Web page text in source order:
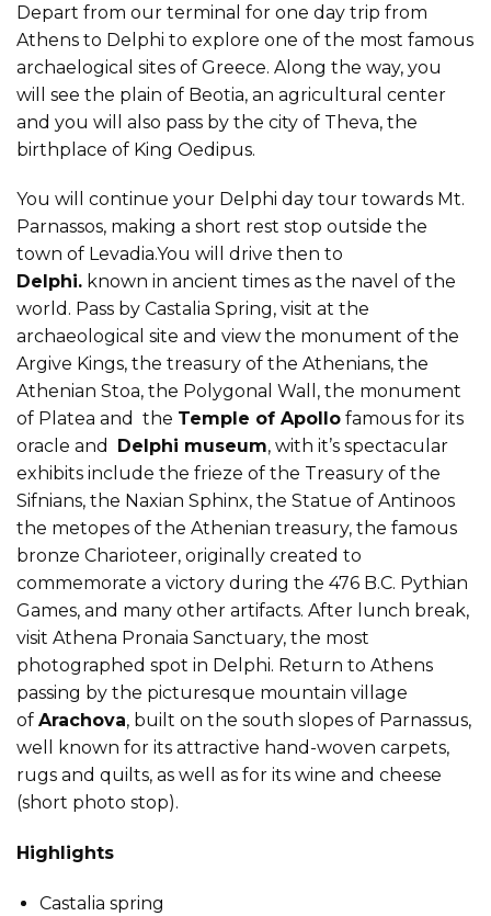
Depart from our terminal for one day trip from
Athens to Delphi to explore one of the most famous
archaelogical sites of Greece. Along the way, you
will see the plain of Beotia, an agricultural center
and you will also pass by the city of Theva, the
birthplace of King Oedipus.
You will continue your Delphi day tour towards Mt.
Parnassos, making a short rest stop outside the
town of Levadia.You will drive then to
Delphi. known in ancient times as the navel of the
world. Pass by Castalia Spring, visit at the
archaeological site and view the monument of the
Argive Kings, the treasury of the Athenians, the
Athenian Stoa, the Polygonal Wall, the monument
of Platea and the Temple of Apollo famous for its
oracle and
Delphi museum, with it’s spectacular
exhibits include the frieze of the Treasury of the
Sifnians, the Naxian Sphinx, the Statue of Antinoos
the metopes of the Athenian treasury, the famous
bronze Charioteer, originally created to
commemorate a victory during the 476 B.C. Pythian
Games, and many other artifacts. After lunch break,
visit Athena Pronaia Sanctuary, the most
photographed spot in Delphi. Return to Athens
passing by the picturesque mountain village
of Arachova, built on the south slopes of Parnassus,
well known for its attractive hand-woven carpets,
rugs and quilts, as well as for its wine and cheese
(short photo stop).
Highlights
Castalia spring